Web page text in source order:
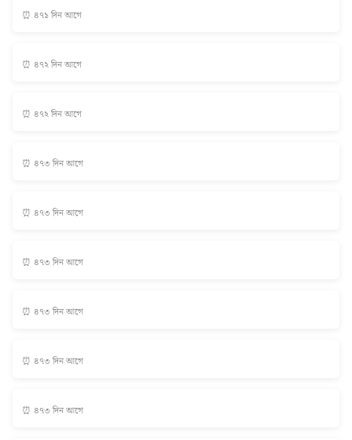
⏰ ৪৭১ দিন আগে
⏰ ৪৭২ দিন আগে
⏰ ৪৭২ দিন আগে
⏰ ৪৭৩ দিন আগে
⏰ ৪৭৩ দিন আগে
⏰ ৪৭৩ দিন আগে
⏰ ৪৭৩ দিন আগে
⏰ ৪৭৩ দিন আগে
⏰ ৪৭৩ দিন আগে